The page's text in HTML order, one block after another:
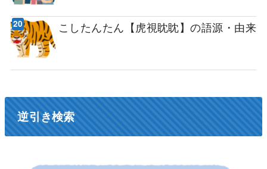
こしたんたん【虎視眈眈】の語源・由来
逆引き検索